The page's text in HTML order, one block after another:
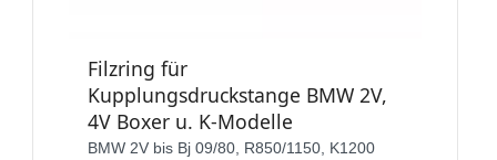
Filzring für
Kupplungsdruckstange BMW 2V,
4V Boxer u. K-Modelle
BMW 2V bis Bj 09/80, R850/1150, K1200